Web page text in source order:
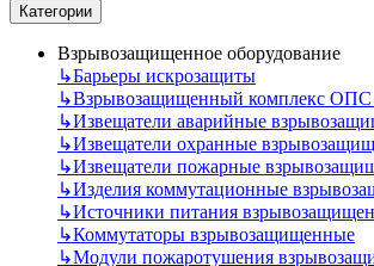
Категории
Взрывозащищенное оборудование
↳Барьеры искрозащиты
↳Взрывозащищенный комплекс
↳Извещатели аварийные
↳Извещатели охранные
↳Извещатели пожарные
↳Изделия коммутационные
↳Источники питания
↳Коммутаторы взрывозащищенные
↳Модули пожаротушения